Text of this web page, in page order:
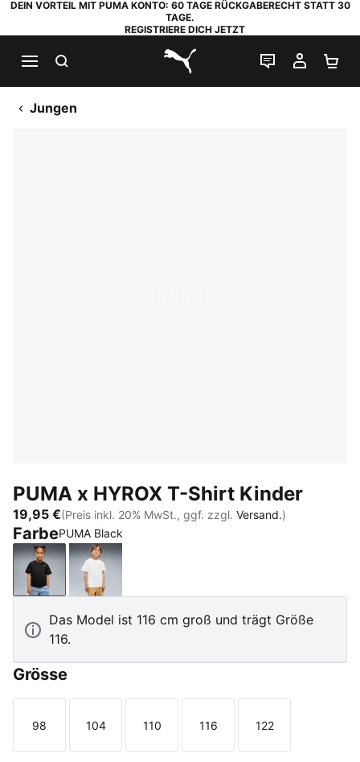
DEIN VORTEIL MIT PUMA KONTO: 60 TAGE RÜCKGABERECHT STATT 30
TAGE.
REGISTRIERE DICH JETZT
PUMA.com
LIVE-CHAT
MEIN
Jungen
PUMA x HYROX T-Shirt Kinder
19,95 €(Preis inkl. 20% MwSt., ggf. zzgl. Versand.)
FarbePUMA Black
PUMA BlackPUMA White
Das Model ist 116 cm groß und trägt Größe
116.
Grösse
Größe
98
Größe
104
Größe
110
Größe
116
Größe
122